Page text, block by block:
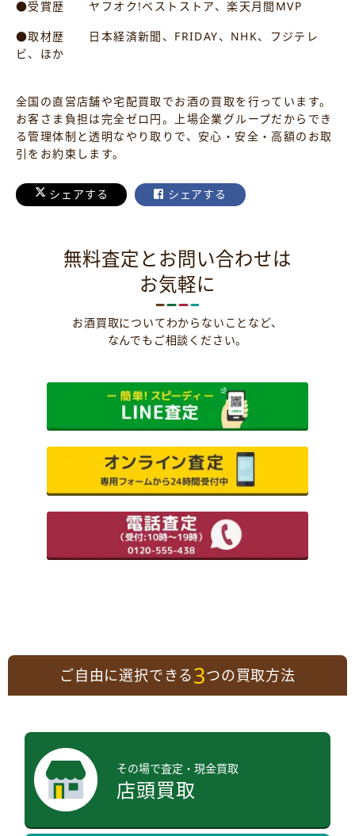
●受賞歴 ヤフオク!ベストストア、楽天月間MVP
●取材歴 日本経済新聞、FRIDAY、NHK、フジテレ
ビ、ほか
全国の直営店舗や宅配買取でお酒の買取を行っています。
お客さま負担は完全ゼロ円。上場企業グループだからでき
る管理体制と透明なやり取りで、安心・安全・高額のお取
引をお約束します。
シェアする シェアする
無料査定とお問い合わせは
お気軽に
お酒買取についてわからないことなど、
なんでもご相談ください。
ご自由に選択できる3つの買取方法
その場で査定・現金買取
店頭買取